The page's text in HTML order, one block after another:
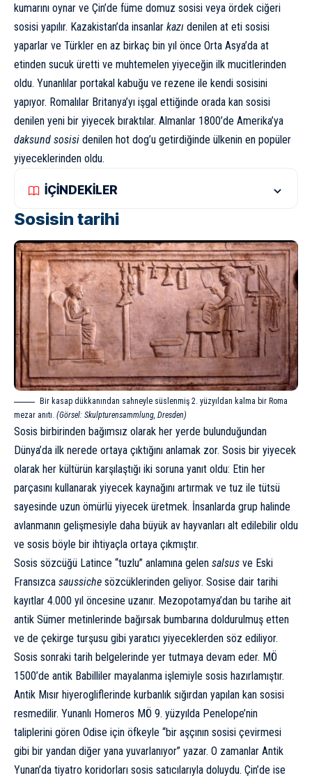
kumarını oynar ve Çin’de füme domuz sosisi veya ördek ciğeri
sosisi yapılır. Kazakistan’da insanlar kazı denilen at eti sosisi
yaparlar ve Türkler en az birkaç bin yıl önce Orta Asya’da at
etinden sucuk üretti ve muhtemelen yiyeceğin ilk mucitlerinden
oldu. Yunanlılar portakal kabuğu ve rezene ile kendi sosisini
yapıyor. Romalılar Britanya’yı işgal ettiğinde orada kan sosisi
denilen yeni bir yiyecek bıraktılar. Almanlar 1800’de Amerika’ya
daksund sosisi denilen hot dog’u getirdiğinde ülkenin en popüler
yiyeceklerinden oldu.
İÇİNDEKİLER
Sosisin tarihi
Bir kasap dükkanından sahneyle süslenmiş 2. yüzyıldan kalma bir Roma
mezar anıtı. (Görsel: Skulpturensammlung, Dresden)
Sosis birbirinden bağımsız olarak her yerde bulunduğundan
Dünya’da ilk nerede ortaya çıktığını anlamak zor. Sosis bir yiyecek
olarak her kültürün karşılaştığı iki soruna yanıt oldu: Etin her
parçasını kullanarak yiyecek kaynağını artırmak ve tuz ile tütsü
sayesinde uzun ömürlü yiyecek üretmek. İnsanlarda grup halinde
avlanmanın gelişmesiyle daha büyük av hayvanları alt edilebilir oldu
ve sosis böyle bir ihtiyaçla ortaya çıkmıştır.
Sosis sözcüğü Latince “tuzlu” anlamına gelen salsus ve Eski
Fransızca saussiche sözcüklerinden geliyor. Sosise dair tarihi
kayıtlar 4.000 yıl öncesine uzanır. Mezopotamya’dan bu tarihe ait
antik Sümer metinlerinde bağırsak bumbarına doldurulmuş etten
ve de çekirge turşusu gibi yaratıcı yiyeceklerden söz ediliyor.
Sosis sonraki tarih belgelerinde yer tutmaya devam eder. MÖ
1500’de antik Babilliler mayalanma işlemiyle sosis hazırlamıştır.
Antik Mısır hiyerogliflerinde kurbanlık sığırdan yapılan kan sosisi
resmedilir. Yunanlı Homeros MÖ 9. yüzyılda Penelope’nin
taliplerini gören Odise için öfkeyle “bir aşçının sosisi çevirmesi
gibi bir yandan diğer yana yuvarlanıyor” yazar. O zamanlar Antik
Yunan’da tiyatro koridorları sosis satıcılarıyla doluydu. Çin’de ise